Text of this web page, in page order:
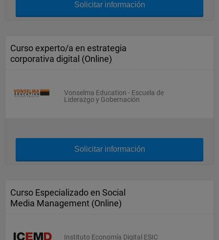
Solicitar información
Curso experto/a en estrategia
corporativa digital (Online)
Vonselma Education - Escuela de
Liderazgo y Gobernación
Solicitar información
Curso Especializado en Social
Media Management (Online)
Instituto Economía Digital ESIC